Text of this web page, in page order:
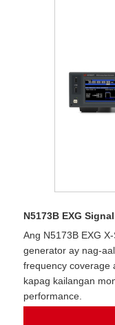
N5173B EXG
Ang N5173B EXG
generator ay nag-
frequency coverage
kapag kailangan
performance.